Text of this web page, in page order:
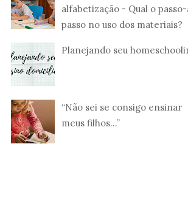
alfabetização - Qual o
passo no uso dos materiais?
Planejando seu
“Não sei se consigo ensinar
meus filhos...”